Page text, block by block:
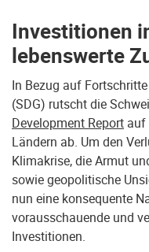
Investitionen
lebenswerte
In Bezug auf
(SDG) rutscht die
Development Report auf
Ländern ab. Um den
Klimakrise, die Armut
sowie geopolitische
nun eine konsequente
vorausschauende und
Investitionen.